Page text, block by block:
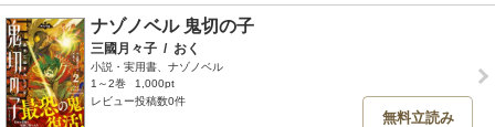
ナゾノベル 鬼切の子
三國月々子 / おく
小説・実用書、ナゾノベル
1～2巻
1,000pt
レビュー投稿数0件
無料立読み